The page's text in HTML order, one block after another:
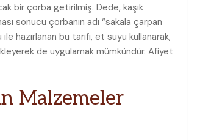
bir çorba getirilmiş. Dede, kaşık
sonucu çorbanın adı “sakala çarpan
ile hazırlanan bu tarifi, et suyu kullanarak,
de uygulamak mümkündür. Afiyet
Malzemeler